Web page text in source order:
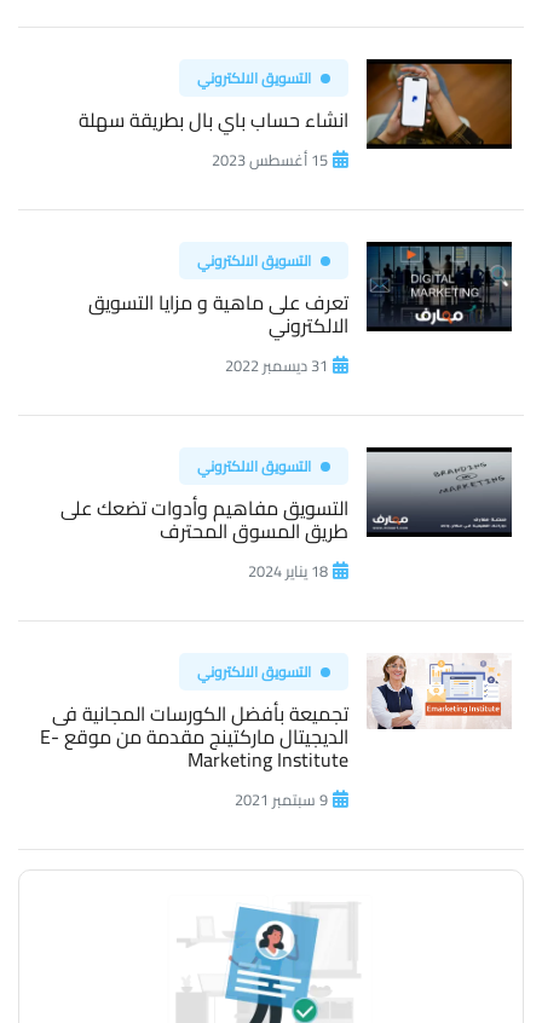
التسويق الالكتروني
انشاء حساب باي بال بطريقة سهلة
15 أغسطس 2023
التسويق الالكتروني
تعرف على ماهية و مزايا التسويق
الالكتروني
31 ديسمبر 2022
التسويق الالكتروني
التسويق مفاهيم وأدوات تضعك على
طريق المسوق المحترف
18 يناير 2024
التسويق الالكتروني
تجميعة بأفضل الكورسات المجانية فى
الديجيتال ماركتينج مقدمة من موقع E-
Marketing Institute
9 سبتمبر 2021